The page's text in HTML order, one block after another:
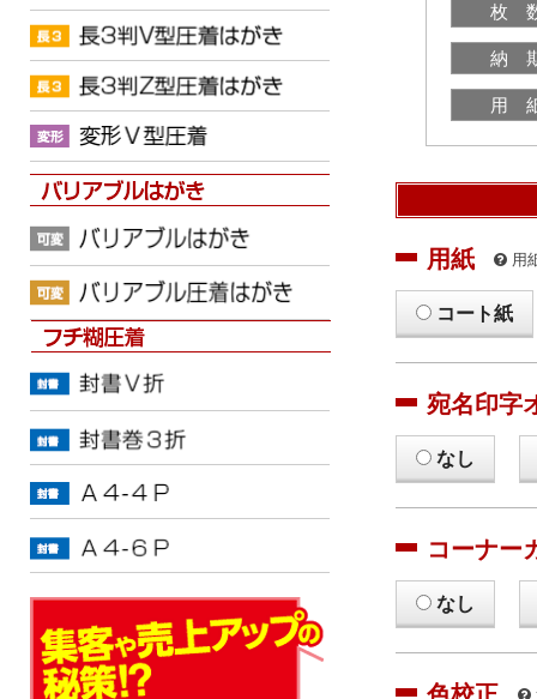
枚
納
用
用紙 用
コート紙
宛名印字
なし
コーナー
なし